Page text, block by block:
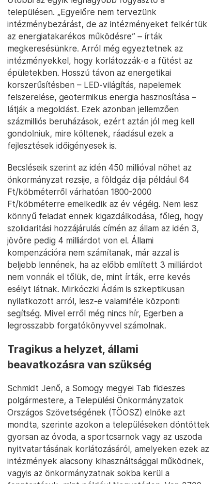
településen. „Egyelőre nem tervezünk
intézménybezárást, de az intézményeket felkértük
az energiatakarékos működésre” – írták
megkeresésünkre. Arról még egyeztetnek az
intézményekkel, hogy korlátozzák-e a fűtést az
épületekben. Hosszú távon az energetikai
korszerűsítésben – LED-világítás, napelemek
felszerelése, geotermikus energia hasznosítása –
látják a megoldást. Ezek azonban jellemzően
százmilliós beruházások, ezért aztán jól meg kell
gondolniuk, mire költenek, ráadásul ezek a
fejlesztések időigényesek is.
Becsléseik szerint az idén 450 millióval nőhet az
önkormányzat rezsije, a földgáz díja például 64
Ft/köbméterről várhatóan 1800-2000
Ft/köbméterre emelkedik az év végéig. Nem lesz
könnyű feladat ennek kigazdálkodása, főleg, hogy
szolidaritási hozzájárulás címén az állam az idén 3,
jövőre pedig 4 milliárdot von el. Állami
kompenzációra nem számítanak, már azzal is
beljebb lennének, ha az előbb említett 3 milliárdot
nem vonnák el tőlük, de, mint írták, erre kevés
esélyt látnak. Mirkóczki Ádám is szkeptikusan
nyilatkozott arról, lesz-e valamiféle központi
segítség. Mivel erről még nincs hír, Egerben a
legrosszabb forgatókönyvvel számolnak.
Tragikus a helyzet, állami
beavatkozásra van szükség
Schmidt Jenő, a Somogy megyei Tab fideszes
polgármestere, a Települési Önkormányzatok
Országos Szövetségének (TÖOSZ) elnöke azt
mondta, szerinte azokon a településeken döntöttek
gyorsan az óvoda, a sportcsarnok vagy az uszoda
nyitvatartásának korlátozásáról, amelyeken ezek az
intézmények alacsony kihasználtsággal működnek,
vagyis az önkormányzatnak sokba kerül a